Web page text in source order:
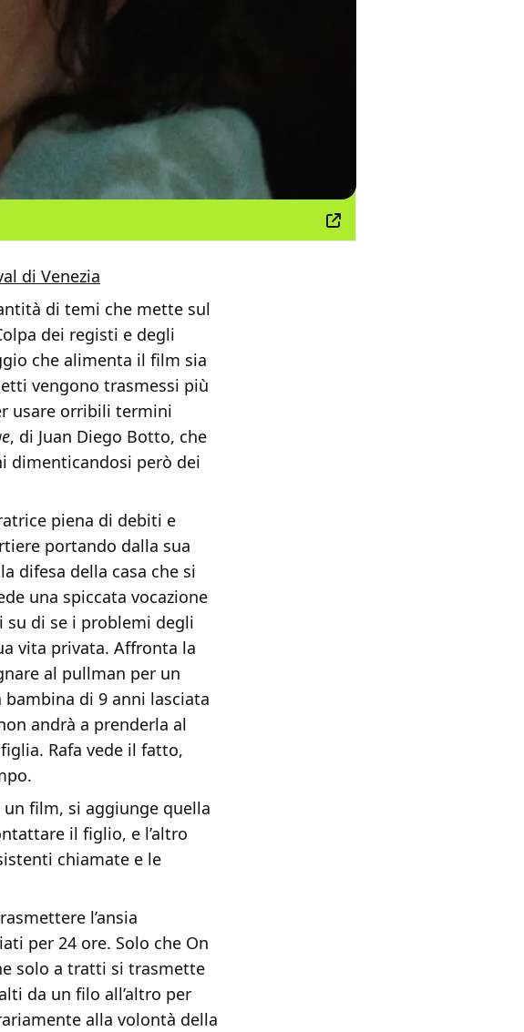
di Venezia
di temi che mette sul
dei registi e degli
che alimenta il film sia
vengono trasmessi più
usare orribili termini
, di Juan Diego Botto, che
dimenticandosi però dei
piena di debiti e
portando dalla sua
difesa della casa che si
una spiccata vocazione
su di se i problemi degli
vita privata. Affronta la
al pullman per un
bambina di 9 anni lasciata
andrà a prenderla al
Rafa vede il fatto,
film, si aggiunge quella
il figlio, e l’altro
chiamate e le
l’ansia
per 24 ore. Solo che On
solo a tratti si trasmette
da un filo all’altro per
alla volontà della